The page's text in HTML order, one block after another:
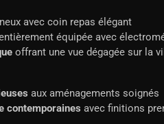
avec coin repas élégant
équipée avec
offrant une vue dégagée sur la
aux aménagements soignés
contemporaines avec finitions